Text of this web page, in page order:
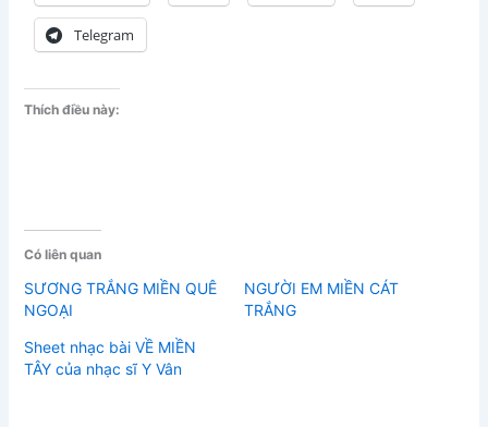
Telegram
Thích điều này:
Có liên quan
SƯƠNG TRẮNG MIỀN QUÊ
NGOẠI
NGƯỜI EM MIỀN CÁT
TRẮNG
Sheet nhạc bài VỀ MIỀN
TÂY của nhạc sĩ Y Vân